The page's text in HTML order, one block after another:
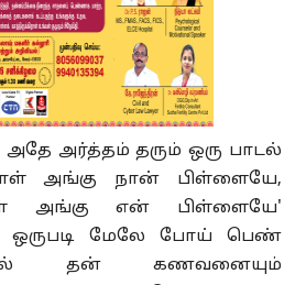
அர்த்தம் தரும் ஒரு பாடல்
அங்கு நான் பிள்ளையே,
அங்கு என் பிள்ளையே'
ஒருபடி மேலே போய் பெண்
தன் கணவனையும்